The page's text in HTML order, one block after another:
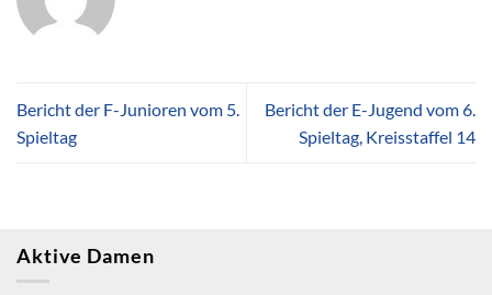
Bericht der F-Junioren vom 5.
Spieltag
Bericht der E-Jugend vom 6.
Spieltag, Kreisstaffel 14
Aktive Damen